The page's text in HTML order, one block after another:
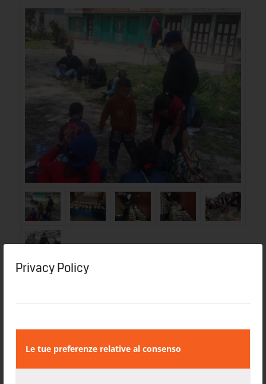
Privacy Policy
Le tue preferenze relative al consenso